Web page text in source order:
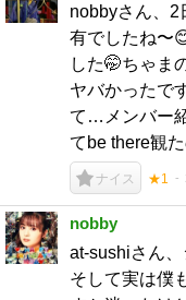
nobbyさん、2
有でしたね〜
した🤭ちゃま
ヤバかったで
て…メンバー
てbe there観
ナイス ★1
nobby
at-sushiさん
そして実は僕